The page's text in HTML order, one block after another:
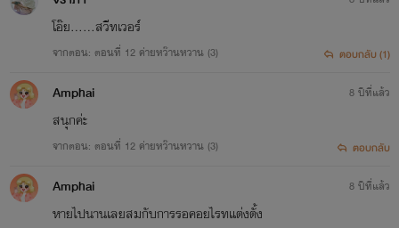
โอ๊ย......สวีทเวอร์
จากตอน: ตอนที่ 12 ค่ายหว๊านหวาน (3) ตอบกลับ (1)
Amphai
สนุกค่ะ
จากตอน: ตอนที่ 12 ค่ายหว๊านหวาน (3)
8 ปีที่แล้ว
ตอบกลับ
Amphai
หายไปนานเลยสมกับการรอคอยไรทแต่งตั้ง
8 ปีที่แล้ว